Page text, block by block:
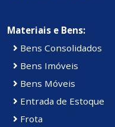
Materiais e Bens:
Bens Consolidados
Bens Imóveis
Bens Móveis
Entrada de Estoque
Frota